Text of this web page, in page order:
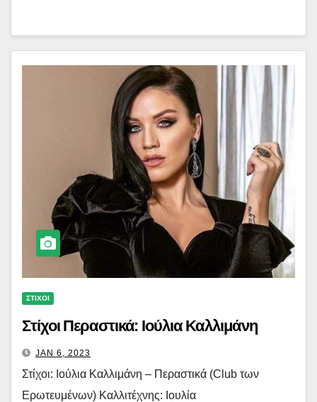
ΣΤΙΧΟΙ
Στίχοι Περαστικά: Ιούλια Καλλιμάνη
JAN 6, 2023
Στίχοι: Ιούλια Καλλιμάνη – Περαστικά (Club των
Ερωτευμένων) Καλλιτέχνης: Ιουλία